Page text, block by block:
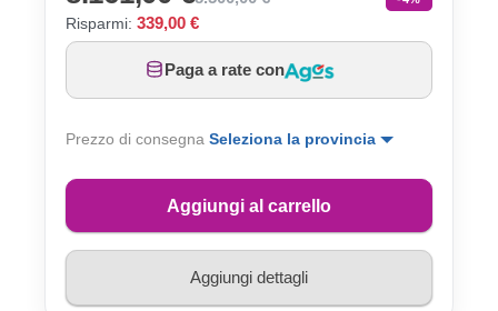
Risparmi: 339,00 €
Paga a rate con
Prezzo di consegna Seleziona la provincia
Aggiungi al carrello
Aggiungi dettagli